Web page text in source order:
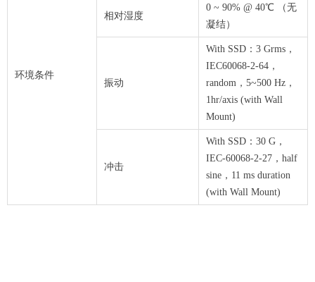
环境条件
相对湿度
0 ~ 90% @ 40℃ （无
凝结）
振动
With SSD：3 Grms，
IEC60068-2-64，
random，5~500 Hz，
1hr/axis (with Wall
Mount)
冲击
With SSD：30 G，
IEC-60068-2-27，half
sine，11 ms duration
(with Wall Mount)